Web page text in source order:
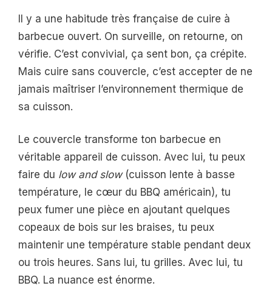
Il y a une habitude très française de cuire à
barbecue ouvert. On surveille, on retourne, on
vérifie. C’est convivial, ça sent bon, ça crépite.
Mais cuire sans couvercle, c’est accepter de ne
jamais maîtriser l’environnement thermique de
sa cuisson.
Le couvercle transforme ton barbecue en
véritable appareil de cuisson. Avec lui, tu peux
faire du low and slow(cuisson lente à basse
température, le cœur du BBQ américain), tu
peux fumer une pièce en ajoutant quelques
copeaux de bois sur les braises, tu peux
maintenir une température stable pendant deux
ou trois heures. Sans lui, tu grilles. Avec lui, tu
BBQ. La nuance est énorme.